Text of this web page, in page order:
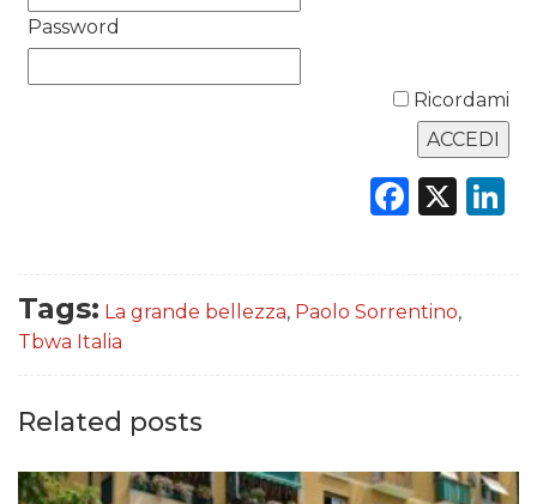
Password
Ricordami
X
Tags: La grande bellezza, Paolo Sorrentino,
Tbwa Italia
Related posts